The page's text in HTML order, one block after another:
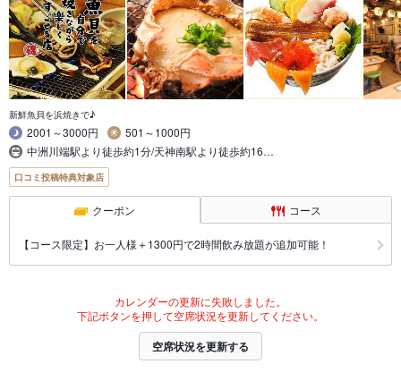
新鮮魚貝を浜焼きで♪
2001～3000円
501～1000円
中洲川端駅より徒歩約1分/天神南駅より徒歩約16…
口コミ投稿特典対象店
クーポン コース
【コース限定】お一人様＋1300円で2時間飲み放題が追加可能！
カレンダーの更新に失敗しました。
下記ボタンを押して空席状況を更新してください。
空席状況を更新する